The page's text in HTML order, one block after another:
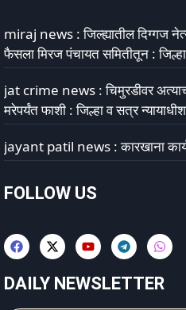
miraj news : जिल्ह्यातील दिग्गज
फैसला मिरज पंचायत समितीतून : जिल्हा
jat crime news : चिमुरडीवर
मरेपर्यंत फाशी : जिल्हा व सत्र
jayant patil news : कारखाना
FOLLOW US
DAILY NEWSLETTER